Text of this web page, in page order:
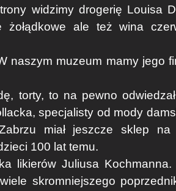
widzimy drogerię Louisa
żołądkowe ale też wina
naszym muzeum mamy jego
torty, to na pewno
specjalisty od mody
miał jeszcze sklep
100 lat temu.
likierów Juliusa
skromniejszego